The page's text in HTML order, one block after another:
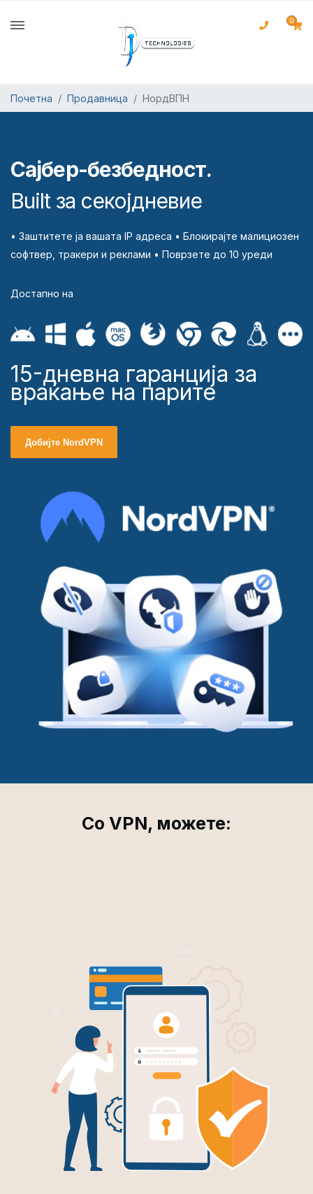
0
Почетна Продавница НордВПН
Сајбер-безбедност.
Built за секојдневие
• Заштитете ја вашата IP адреса • Блокирајте малициозен
софтвер, тракери и реклами • Поврзете до 10 уреди
Достапно на
15-дневна гаранција за
враќање на парите
Добијте NordVPN
Со VPN, можете: